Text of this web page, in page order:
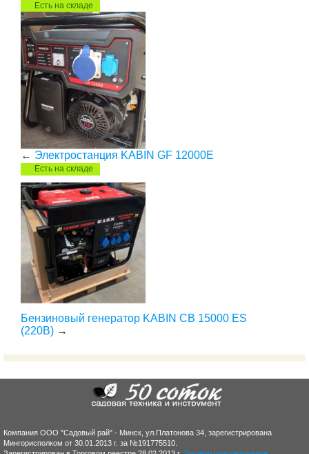
Есть на складе
← Электростанция KABIN GF 12000E
Есть на складе
Бензиновый генератор KABIN СВ 15000 ES
(220В) →
Компания ООО "Садовый рай" - Минск, ул.Платонова 34, зарегистрирована
Мингорисполком от 30.01.2013 г. за №191775510.